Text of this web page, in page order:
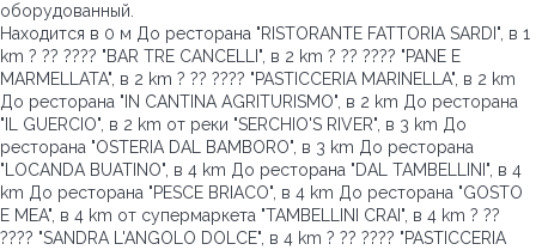
оборудованный.
Находится в 0 м До ресторана "RISTORANTE FATTORIA SARDI", в 1
km ? ?? ???? "BAR TRE CANCELLI", в 2 km ? ?? ???? "PANE E
MARMELLATA", в 2 km ? ?? ???? "PASTICCERIA MARINELLA", в 2 km
До ресторана "IN CANTINA AGRITURISMO", в 2 km До ресторана
"IL GUERCIO", в 2 km от реки "SERCHIO'S RIVER", в 3 km До
ресторана "OSTERIA DAL BAMBORO", в 3 km До ресторана
"LOCANDA BUATINO", в 4 km До ресторана "DAL TAMBELLINI", в 4
km До ресторана "PESCE BRIACO", в 4 km До ресторана "GOSTO
E MEA", в 4 km от супермаркета "TAMBELLINI CRAI", в 4 km ? ??
???? "SANDRA L'ANGOLO DOLCE", в 4 km ? ?? ???? "PASTICCERIA